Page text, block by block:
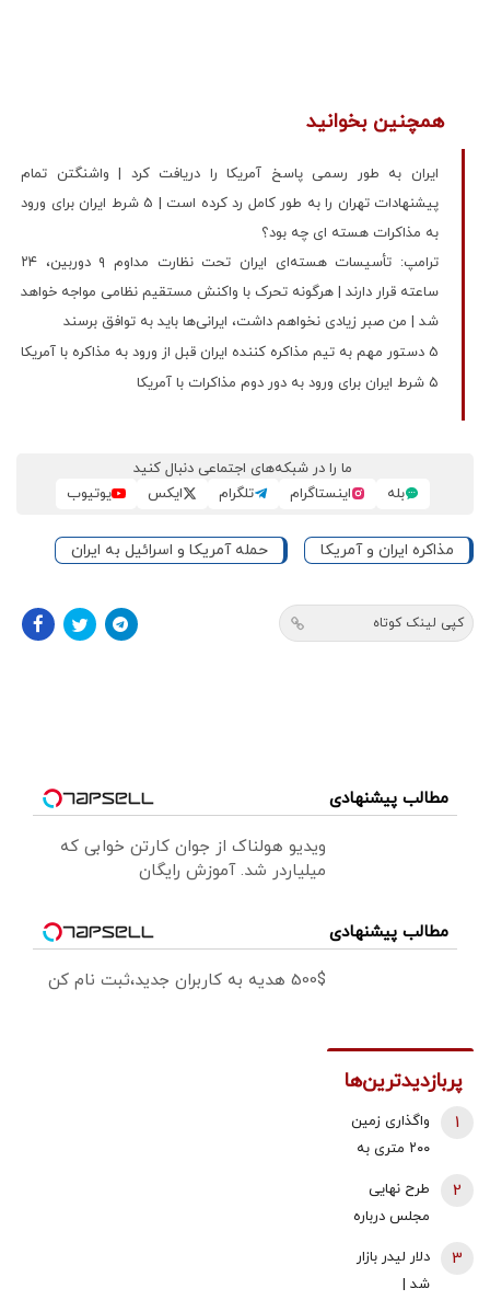
همچنین بخوانید
ایران به طور رسمی پاسخ آمریکا را دریافت کرد | واشنگتن تمام
پیشنهادات تهران را به طور کامل رد کرده است | 5 شرط ایران برای ورود
به مذاکرات هسته ای چه بود؟
ترامپ: تأسیسات هسته‌ای ایران تحت نظارت مداوم ۹ دوربین، ۲۴
ساعته قرار دارند | هرگونه تحرک با واکنش مستقیم نظامی مواجه خواهد
شد | من صبر زیادی نخواهم داشت، ایرانی‌ها باید به توافق برسند
5 دستور مهم به تیم مذاکره کننده ایران قبل از ورود به مذاکره با آمریکا
۵ شرط ایران برای ورود به دور دوم مذاکرات با آمریکا
ما را در شبکه‌های اجتماعی دنبال کنید
بله
اینستاگرام تلگرام ایکس یوتیوب
مذاکره ایران و آمریکا حمله آمریکا و اسرائیل به ایران
کپی لینک کوتاه
مطالب پیشنهادی
ویدیو هولناک از جوان کارتن خوابی که
میلیاردر شد. آموزش رایگان
مطالب پیشنهادی
500$ هدیه به کاربران جدید،ثبت نام کن
پربازدیدترین‌ها
واگذاری زمین
۲۰۰ متری به
سه فرزند/
شرایط اعلام
شد
1
طرح نهایی
مجلس درباره
بنزین اعلام شد
2
دلار لیدر بازار
شد |
3